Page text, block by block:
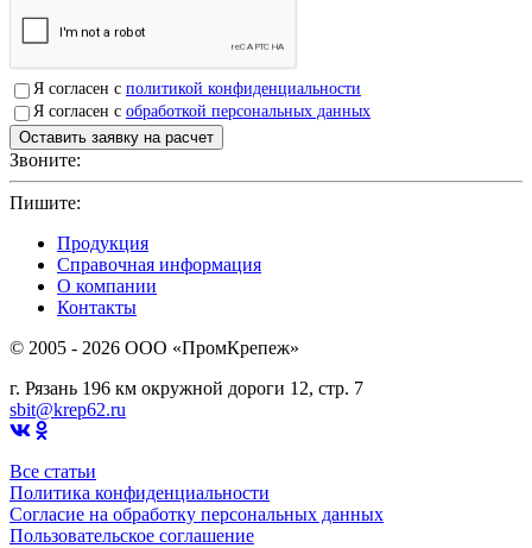
Я согласен с политикой конфиденциальности
Я согласен с обработкой персональных данных
Звоните:
Пишите:
Продукция
Справочная информация
О компании
Контакты
© 2005 - 2026 OOO «ПромКрепеж»
г. Рязань 196 км окружной дороги 12, стр. 7
sbit@krep62.ru
Все статьи
Политика конфиденциальности
Согласие на обработку персональных данных
Пользовательское соглашение